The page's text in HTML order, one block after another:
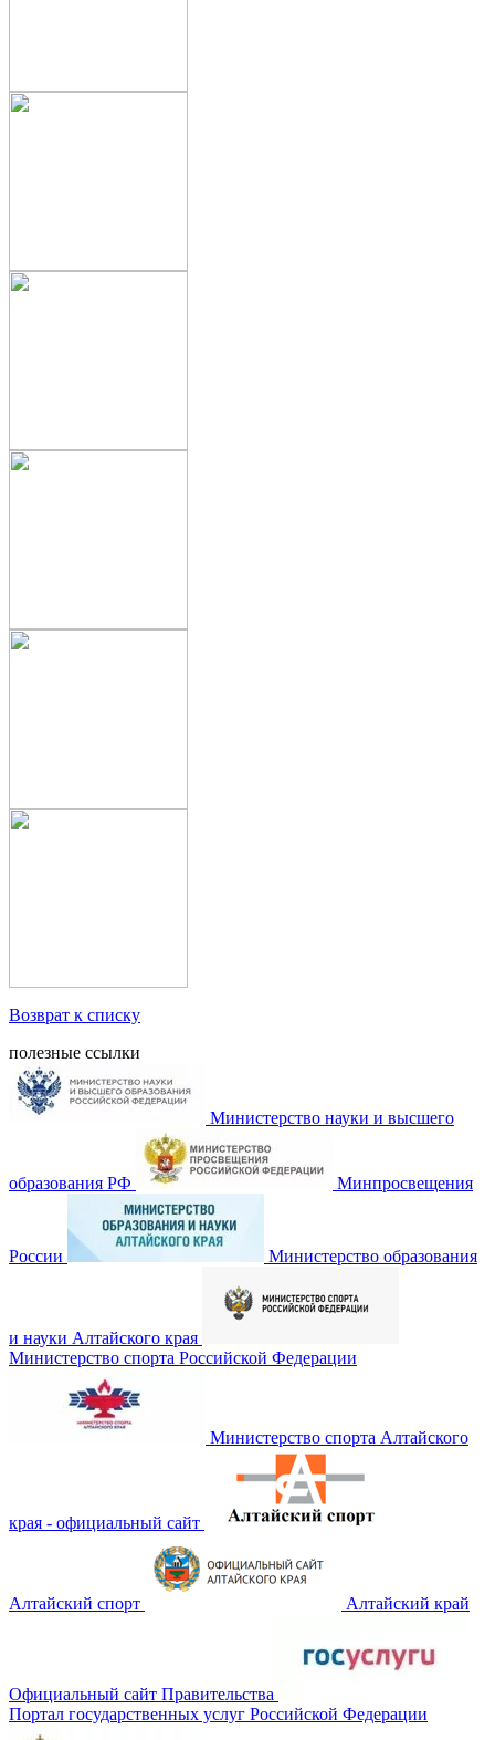
Возврат к списку
полезные ссылки
Министерство науки и высшего
образования РФ Минпросвещения
России Министерство образования
и науки Алтайского края
Министерство спорта Российской Федерации
Министерство спорта Алтайского
края - официальный сайт
Алтайский спорт Алтайский край
Официальный сайт Правительства
Портал государственных услуг Российской Федерации